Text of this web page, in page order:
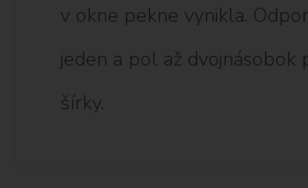
v okne pekne vynikla.
jeden a pol až dvojnásobok
šírky.